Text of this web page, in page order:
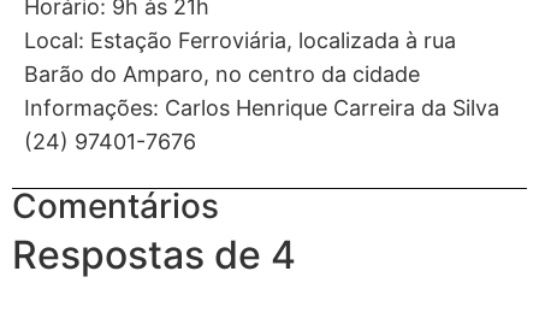
Horário: 9h às 21h
Local: Estação Ferroviária, localizada à rua
Barão do Amparo, no centro da cidade
Informações: Carlos Henrique Carreira da Silva
(24) 97401-7676
Comentários
Respostas de 4